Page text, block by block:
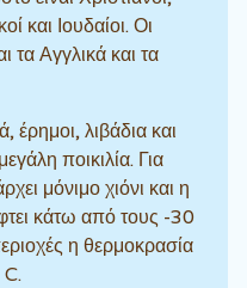
και Ιουδαίοι. Οι
τα Αγγλικά και τα
λιβάδια και
ποικιλία. Για
μόνιμο χιόνι και η
κάτω από τους -30
η θερμοκρασία